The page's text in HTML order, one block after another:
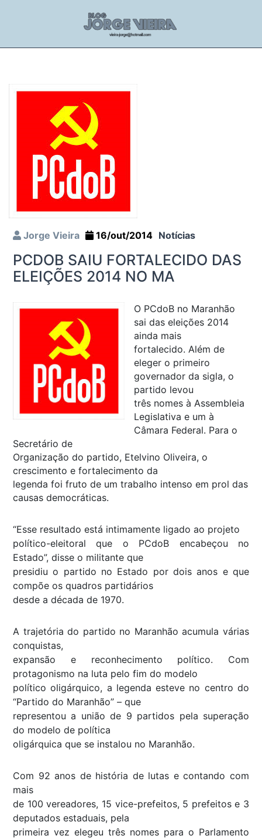
Jorge Vieira 16/out/2014 Notícias
PCDOB SAIU FORTALECIDO DAS
ELEIÇÕES 2014 NO MA
O PCdoB no Maranhão
sai das eleições 2014
ainda mais
fortalecido. Além de
eleger o primeiro
governador da sigla, o
partido levou
três nomes à Assembleia
Legislativa e um à
Câmara Federal. Para o
Secretário de
Organização do partido, Etelvino Oliveira, o
crescimento e fortalecimento da
legenda foi fruto de um trabalho intenso em prol das
causas democráticas.
“Esse resultado está intimamente ligado ao projeto
político-eleitoral que o PCdoB encabeçou no
Estado”, disse o militante que
presidiu o partido no Estado por dois anos e que
compõe os quadros partidários
desde a década de 1970.
A trajetória do partido no Maranhão acumula várias
conquistas,
expansão e reconhecimento político. Com
protagonismo na luta pelo fim do modelo
político oligárquico, a legenda esteve no centro do
“Partido do Maranhão” – que
representou a união de 9 partidos pela superação
do modelo de política
oligárquica que se instalou no Maranhão.
Com 92 anos de história de lutas e contando com
mais
de 100 vereadores, 15 vice-prefeitos, 5 prefeitos e 3
deputados estaduais, pela
primeira vez elegeu três nomes para o Parlamento